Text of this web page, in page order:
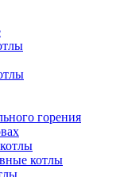
горения
котлы